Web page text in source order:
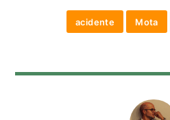
acidente Mota